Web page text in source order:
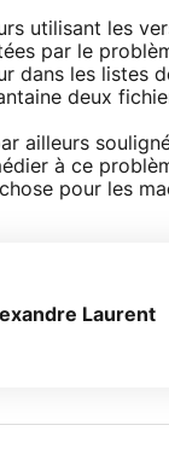
utilisant les
par le
dans les listes
deux
ailleurs
à ce
pour les
Laurent